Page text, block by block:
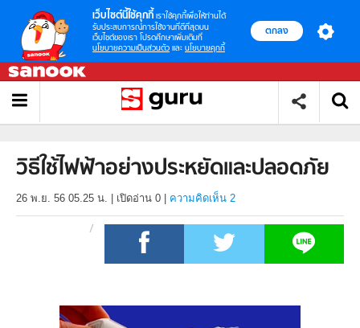
เว็บไซต์นี้ใช้คุกกี้ เราใช้คุกกี้เพื่อให้ท่านได้
รับประสบการณ์การใช้งานที่ดีที่สุดบน
เว็บไซต์ของเรา โปรดศึกษาเพิ่มเติมที่
นโยบายความเป็นส่วนตัว และ นโยบายคุกกี้
ตกลง
วิธีใช้ไฟฟ้าอย่างประหยัดและปลอดภัย
26 พ.ย. 56 05.25 น. เปิดอ่าน 0 ความคิดเห็น 2